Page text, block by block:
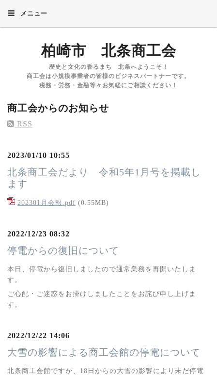
メニュー
柏崎市 北条商工会
歴史と文化の香るまち 北条へようこそ！
商工会は小規模事業者の皆様のビジネスパートナーです。
税務・労務・金融等々お気軽にご相談ください！
商工会からのお知らせ
RSS
2023/01/10 10:55
北条商工会だより 令和5年1月号を掲載し
ます
202301月会報.pdf (0.55MB)
2022/12/23 08:32
停電からの復旧について
本日、停電から復旧しましたので通常業務を再開いたしま
す。
ご心配・ご迷惑をお掛けしましたことをお詫び申し上げま
す。
2022/12/22 14:06
大雪の影響による商工会館の停電について
北条商工会館ですが、18日からの大雪の影響により未だ停電